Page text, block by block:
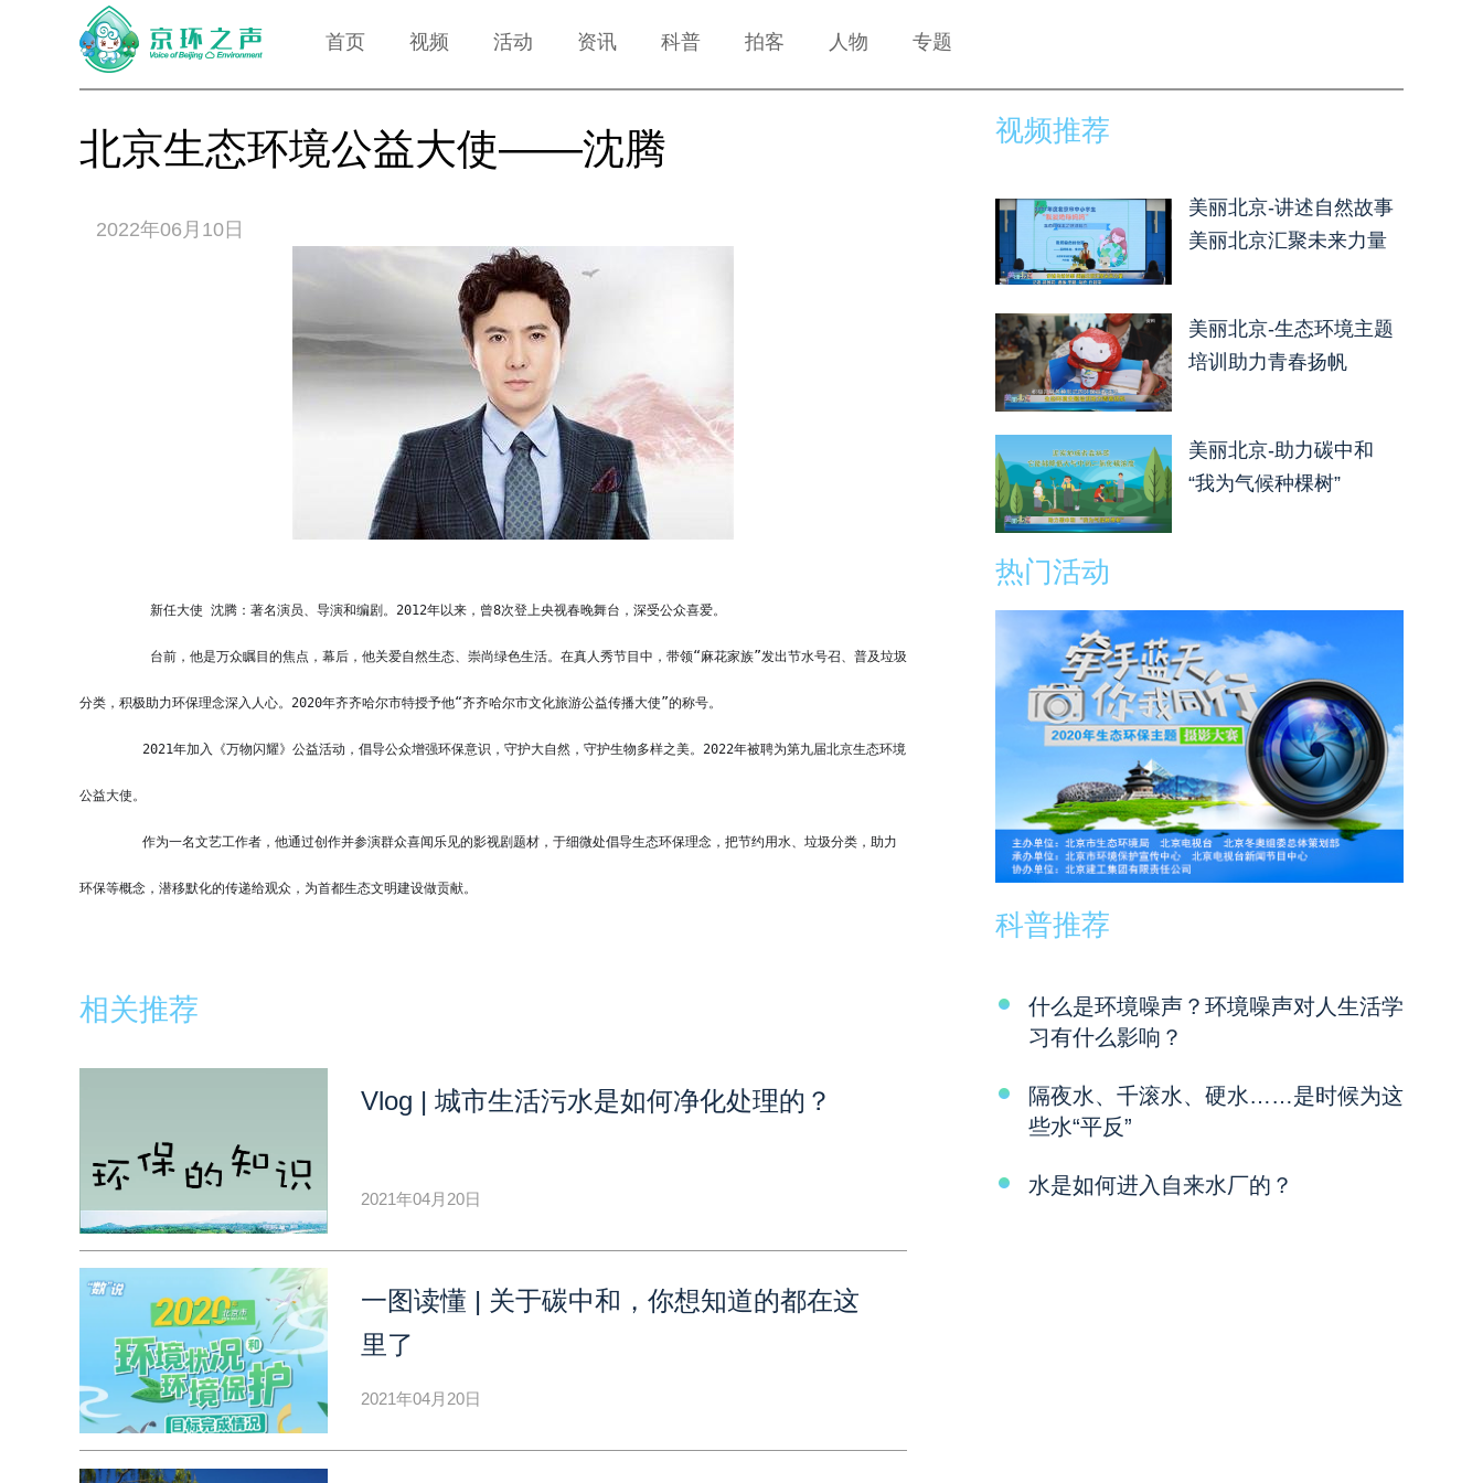
首页 视频 活动 资讯 科普 拍客 人物 专题
北京生态环境公益大使——沈腾
2022年06月10日
新任大使 沈腾：著名演员、导演和编剧。2012年以来，曾8次登上央视春晚舞台，深受公众喜爱。
分类，积极助力环保理念深入人心。2020年齐齐哈尔市特授予他“齐齐哈尔市文化旅游公益传播大使”的称号。
公益大使。
环保等概念，潜移默化的传递给观众，为首都生态文明建设做贡献。
相关推荐
Vlog | 城市生活污水是如何净化处理的？
2021年04月20日
一图读懂 | 关于碳中和，你想知道的都在这
里了
2021年04月20日
视频推荐
美丽北京-讲述自然故事
美丽北京汇聚未来力量
美丽北京-生态环境主题
培训助力青春扬帆
美丽北京-助力碳中和
“我为气候种棵树”
热门活动
科普推荐
什么是环境噪声？环境噪声对人生活学
习有什么影响？
隔夜水、千滚水、硬水……是时候为这
些水“平反”
水是如何进入自来水厂的？